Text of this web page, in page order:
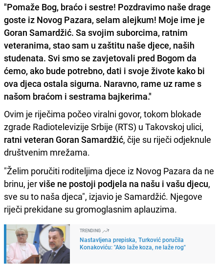
"Pomaže Bog, braćo i sestre! Pozdravimo naše drage
goste iz Novog Pazara, selam alejkum! Moje ime je
Goran Samardžić. Sa svojim suborcima, ratnim
veteranima, stao sam u zaštitu naše djece, naših
studenata. Svi smo se zavjetovali pred Bogom da
ćemo, ako bude potrebno, dati i svoje živote kako bi
ova djeca ostala sigurna. Naravno, rame uz rame s
našom braćom i sestrama bajkerima."
Ovim je riječima počeo viralni govor, tokom blokade
zgrade Radiotelevizije Srbije (RTS) u Takovskoj ulici,
ratni veteran Goran Samardžić, čije su riječi odjeknule
društvenim mrežama.
"Želim poručiti roditeljima djece iz Novog Pazara da ne
brinu, jerviše ne postoji podjela na našu i vašu djecu,
sve su to naša djeca", izjavio je Samardžić. Njegove
riječi prekidane su gromoglasnim aplauzima.
TRENDING
Nastavljena prepiska, Turković poručila
Konakoviću: "Ako laže koza, ne laže rog"